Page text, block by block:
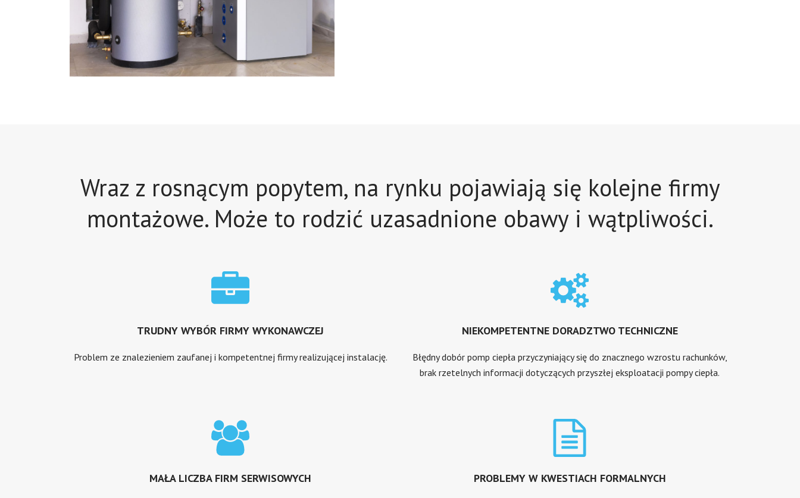
Wraz z rosnącym popytem, na rynku pojawiają się kolejne firmy
montażowe. Może to rodzić uzasadnione obawy i wątpliwości.
TRUDNY WYBÓR FIRMY WYKONAWCZEJ
Problem ze znalezieniem zaufanej i kompetentnej firmy realizującej instalację.
NIEKOMPETENTNE DORADZTWO TECHNICZNE
Błędny dobór pomp ciepła przyczyniający się do znacznego wzrostu rachunków,
brak rzetelnych informacji dotyczących przyszłej eksploatacji pompy ciepła.
MAŁA LICZBA FIRM SERWISOWYCH PROBLEMY W KWESTIACH FORMALNYCH